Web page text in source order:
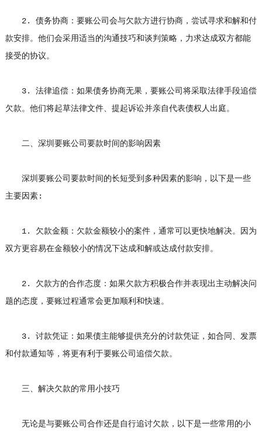
2. 债务协商：要账公司会与欠款方进行协商，尝试寻求和解和付
款安排。他们会采用适当的沟通技巧和谈判策略，力求达成双方都能
接受的协议。
3. 法律追偿：如果债务协商无果，要账公司将采取法律手段追偿
欠款。他们将起草法律文件、提起诉讼并亲自代表债权人出庭。
二、深圳要账公司要款时间的影响因素
深圳要账公司要款时间的长短受到多种因素的影响，以下是一些
主要因素:
1. 欠款金额：欠款金额较小的案件，通常可以更快地解决。因为
双方更容易在金额较小的情况下达成和解或达成付款安排。
2. 欠款方的合作态度：如果欠款方积极合作并表现出主动解决问
题的态度，要账过程通常会更加顺利和快速。
3. 讨款凭证：如果债主能够提供充分的讨款凭证，如合同、发票
和付款通知等，将更有利于要账公司追偿欠款。
三、解决欠款的常用小技巧
无论是与要账公司合作还是自行追讨欠款，以下是一些常用的小